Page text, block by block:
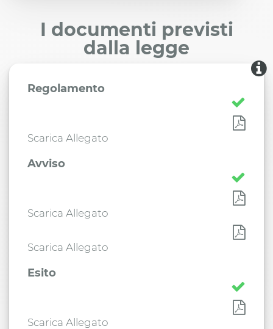
I documenti previsti
dalla legge
Regolamento
Scarica Allegato
Avviso
Scarica Allegato
Scarica Allegato
Esito
Scarica Allegato